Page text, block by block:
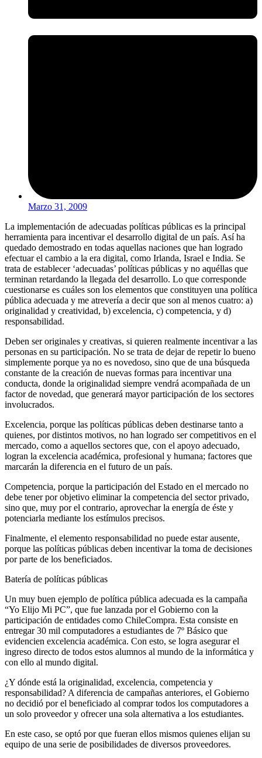
Marzo 31, 2009
La implementación de adecuadas políticas públicas es la principal
herramienta para incentivar el desarrollo digital de un país. Así ha
quedado demostrado en todas aquellas naciones que han logrado
efectuar el cambio a la era digital, como Irlanda, Israel e India. Se
trata de establecer ‘adecuadas’ políticas públicas y no aquéllas que
terminan retardando la llegada del desarrollo. Lo que corresponde
cuestionarse es cuáles son los elementos que constituyen una política
pública adecuada y me atrevería a decir que son al menos cuatro: a)
originalidad y creatividad, b) excelencia, c) competencia, y d)
responsabilidad.
Deben ser originales y creativas, si quieren realmente incentivar a las
personas en su participación. No se trata de dejar de repetir lo bueno
simplemente porque ya no es novedoso, sino que de una búsqueda
constante de la creación de nuevas formas para incentivar una
conducta, donde la originalidad siempre vendrá acompañada de un
factor de novedad, que generará mayor participación de los sectores
involucrados.
Excelencia, porque las políticas públicas deben destinarse tanto a
quienes, por distintos motivos, no han logrado ser competitivos en el
mercado, como a aquellos sectores que, con el apoyo adecuado,
logran la excelencia académica, profesional y humana; factores que
marcarán la diferencia en el futuro de un país.
Competencia, porque la participación del Estado en el mercado no
debe tener por objetivo eliminar la competencia del sector privado,
sino que, muy por el contrario, aprovechar la energía de éste y
potenciarla mediante los estímulos precisos.
Finalmente, el elemento responsabilidad no puede estar ausente,
porque las políticas públicas deben incentivar la toma de decisiones
por parte de los beneficiados.
Batería de políticas públicas
Un muy buen ejemplo de política pública adecuada es la campaña
“Yo Elijo Mi PC”, que fue lanzada por el Gobierno con la
participación de entidades como ChileCompra. Esta consiste en
entregar 30 mil computadores a estudiantes de 7º Básico que
evidencien excelencia académica. Con esto, se logra asegurar el
ingreso directo de todos estos alumnos al mundo de la informática y
con ello al mundo digital.
¿Y dónde está la originalidad, excelencia, competencia y
responsabilidad? A diferencia de campañas anteriores, el Gobierno
no decidió por el beneficiado al comprar todos los computadores a
un solo proveedor y ofrecer una sola alternativa a los estudiantes.
En este caso, se optó por que fueran ellos mismos quienes elijan su
equipo de una serie de posibilidades de diversos proveedores.